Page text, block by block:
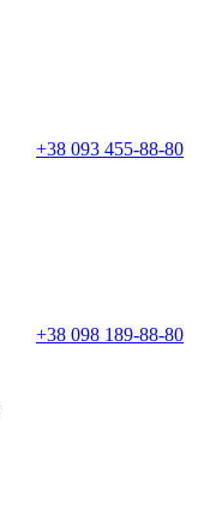
+38 093 455-88-80
+38 098 189-88-80